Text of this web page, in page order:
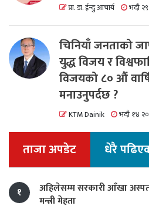
प्रा. डा. ईन्दु आचार्य भदौ
चिनियाँ जनताको
युद्ध विजय र
विजयको ८० औं
मनाउनुपर्दछ ?
KTM Dainik भदौ १४
ताजा अपडेट धेरै
१
अहिलेसम्म सरकारी आँखा
मन्त्री मेहता